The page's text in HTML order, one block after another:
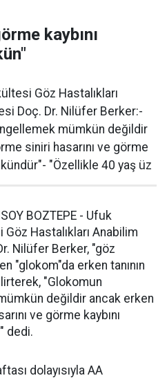
kaybını
Göz Hastalıkları
Doç. Dr. Nilüfer Berker:-
mümkün değildir
siniri hasarını ve görme
"Özellikle 40 yaş üz
BOZTEPE - Ufuk
Hastalıkları Anabilim
Nilüfer Berker, "göz
"glokom"da erken tanının
"Glokomun
değildir ancak erken
ve görme kaybını
dedi.
dolayısıyla AA